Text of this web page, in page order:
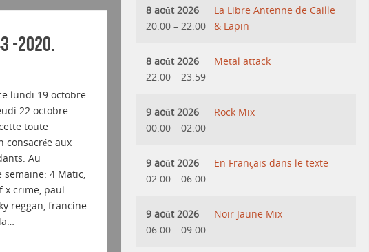
-2020.
lundi 19 octobre
22 octobre
toute
consacrée aux
Au
semaine: 4 Matic,
x crime, paul
reggan, francine
8 août 2026
20:00 – 22:00
La Libre Antenne de Caille
& Lapin
8 août 2026
22:00 – 23:59
Metal attack
9 août 2026
00:00 – 02:00
Rock Mix
9 août 2026
02:00 – 06:00
En Français dans le texte
9 août 2026
06:00 – 09:00
Noir Jaune Mix